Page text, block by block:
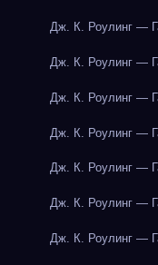
Дж. К. Роулинг —
Дж. К. Роулинг —
Дж. К. Роулинг —
Дж. К. Роулинг —
Дж. К. Роулинг —
Дж. К. Роулинг —
Дж. К. Роулинг —